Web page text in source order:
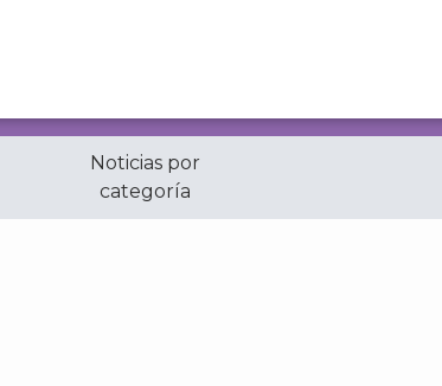
Noticias por
categoría